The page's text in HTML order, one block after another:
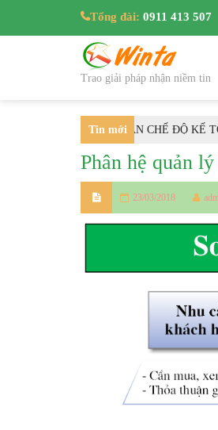
Tổng đài: 0911 413 507
Trao giải pháp nhận niềm tin
Tin mới
nhất
TT-BTC HƯỚNG DẪN CHẾ ĐỘ KẾ
Phân hệ quản
23/03/2018